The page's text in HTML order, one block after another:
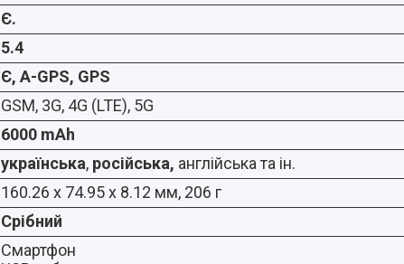
Є.
5.4
Є, A-GPS, GPS
GSM, 3G, 4G (LTE), 5G
6000 mAh
українська, російська, англійська та ін.
160.26 x 74.95 x 8.12 мм, 206 г
Срібний
Смартфон